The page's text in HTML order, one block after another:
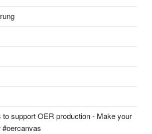
support OER production - Make your